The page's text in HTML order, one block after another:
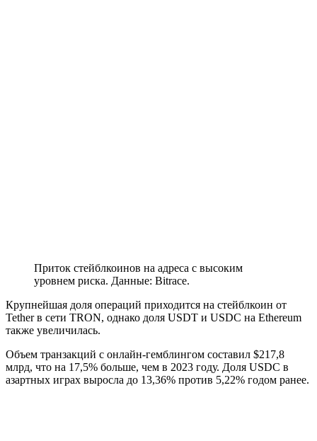
Приток стейблкоинов на адреса с высоким
уровнем риска. Данные: Bitrace.
Крупнейшая доля операций приходится на стейблкоин от
Tether в сети TRON, однако доля USDT и USDC на Ethereum
также увеличилась.
Объем транзакций с онлайн-гемблингом составил $217,8
млрд, что на 17,5% больше, чем в 2023 году. Доля USDC в
азартных играх выросла до 13,36% против 5,22% годом ранее.